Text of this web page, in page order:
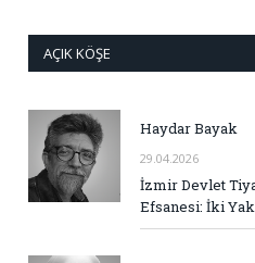
AÇIK KÖŞE
Haydar Bayak
29.04.2026
İzmir Devlet
Efsanesi: İki